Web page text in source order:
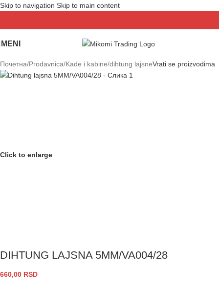
Skip to navigation Skip to main content
MENI
Почетна/Prodavnica/Kade i kabine/dihtung lajsneVrati se proizvodima
Click to enlarge
DIHTUNG LAJSNA 5MM/VA004/28
660,00 RSD